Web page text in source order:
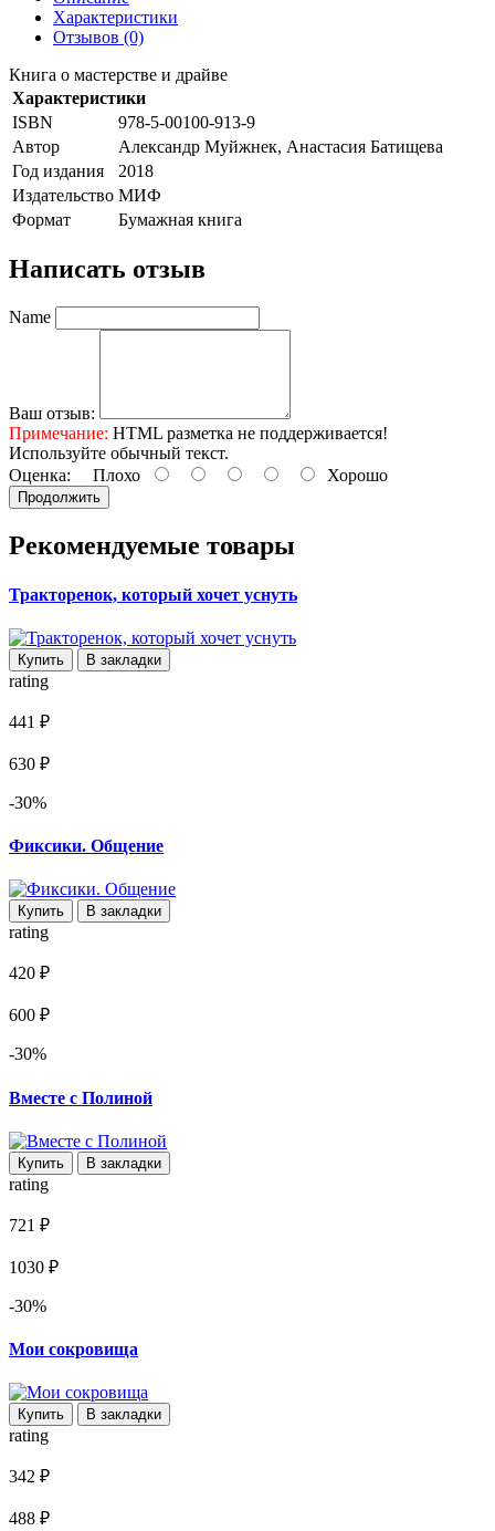
Характеристики
Отзывов (0)
Книга о мастерстве и драйве
Характеристики
ISBN
978-5-00100-913-9
Автор
Александр Муйжнек, Анастасия Батищева
Год издания
2018
Издательство МИФ
Формат
Бумажная книга
Написать отзыв
Name
Ваш отзыв:
Примечание: HTML разметка не поддерживается!
Используйте обычный текст.
Оценка: Плохо Хорошо
Продолжить
Рекомендуемые товары
Тракторенок, который хочет уснуть
Купить В закладки
rating
441 ₽
630 ₽
-30%
Фиксики. Общение
Купить В закладки
rating
420 ₽
600 ₽
-30%
Вместе с Полиной
Купить В закладки
rating
721 ₽
1030 ₽
-30%
Мои сокровища
Купить В закладки
rating
342 ₽
488 ₽